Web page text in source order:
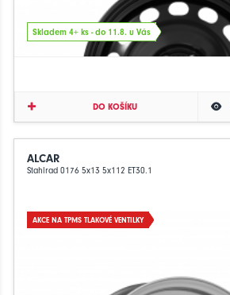
Skladem 4+ ks - do 11.8. u Vás
DO KOŠÍKU
ALCAR
Stahlrad 0176 5x13 5x112 ET30.1
AKCE NA TPMS TLAKOVÉ VENTILKY